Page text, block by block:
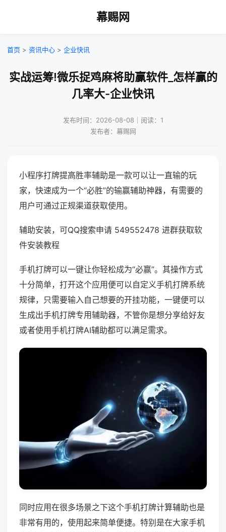
幕赐网
首页 > 资讯中心 > 企业快讯
实战运筹!微乐捉鸡麻将助赢软件_怎样赢的
几率大-企业快讯
发布时间：2026-08-08｜阅读：1
发布者：幕赐网
小程序打牌提高胜率辅助是一款可以让一直输的玩
家，快速成为一个“必胜”的输赢辅助神器，有需要的
用户可通过正规渠道获取使用。
辅助安装，可QQ搜索申请 549552478 进群获取软
件安装教程
手机打牌可以一键让你轻松成为“必赢”。其操作方式
十分简单，打开这个应用便可以自定义手机打牌系统
规律，只需要输入自己想要的开挂功能，一键便可以
生成出手机打牌专用辅助器，不管你是想分享给好友
或者使用手机打牌AI辅助都可以满足需求。
同时应用在很多场景之下这个手机打牌计算辅助也是
非常有用的，使用起来简单便捷。特别是在大家手机